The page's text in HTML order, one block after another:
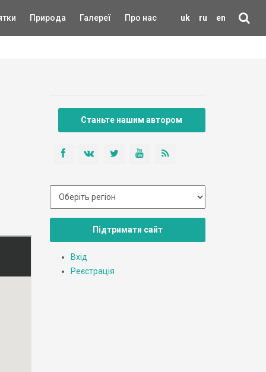
uk ru en
Природа Галереї Про нас
Станьте нашим автором
Підтримати сайт
Вхід
Реєстрація